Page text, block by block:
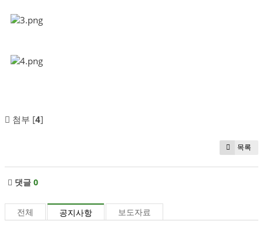
첨부 [4]
목록
댓글 0
전체 공지사항 보도자료